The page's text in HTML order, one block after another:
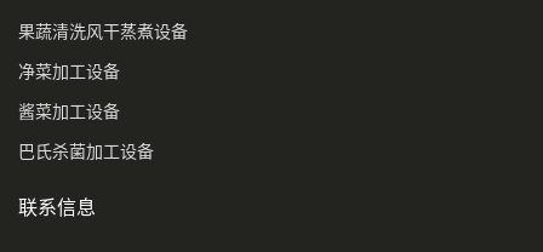
果蔬清洗风干蒸煮设备
净菜加工设备
酱菜加工设备
巴氏杀菌加工设备
联系信息